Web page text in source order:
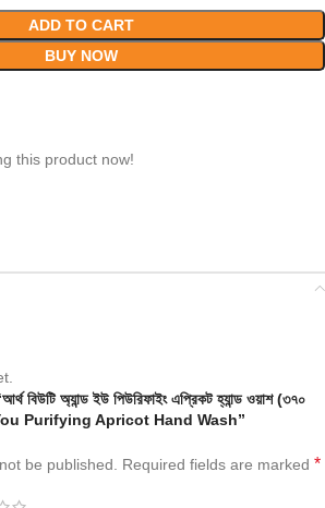
ADD TO CART
BUY NOW
this product now!
অ্যান্ড ইউ পিউরিফাইং এপ্রিকট হ্যান্ড ওয়াশ (৩৭০
Purifying Apricot Hand Wash”
be published. Required fields are marked *